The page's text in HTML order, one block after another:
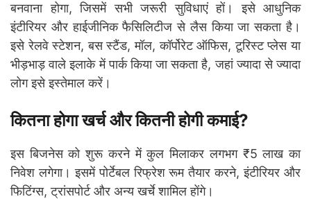
बनवाना होगा, जिसमें सभी जरूरी सुविधाएं हों। इसे आधुनिक
इंटीरियर और हाईजीनिक फैसिलिटीज से लैस किया जा सकता है।
इसे रेलवे स्टेशन, बस स्टैंड, मॉल, कॉर्पोरेट ऑफिस, टूरिस्ट प्लेस या
भीड़भाड़ वाले इलाके में पार्क किया जा सकता है, जहां ज्यादा से ज्यादा
लोग इसे इस्तेमाल करें।
कितना होगा खर्च और कितनी होगी कमाई?
इस बिजनेस को शुरू करने में कुल मिलाकर लगभग ₹5 लाख का
निवेश लगेगा। इसमें पोर्टेबल रिफ्रेश रूम तैयार करने, इंटीरियर और
फिटिंग्स, ट्रांसपोर्ट और अन्य खर्चे शामिल होंगे।